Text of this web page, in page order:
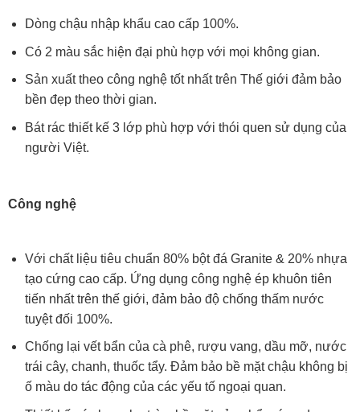
Dòng chậu nhập khẩu cao cấp 100%.
Có 2 màu sắc hiện đại phù hợp với mọi không gian.
Sản xuất theo công nghệ tốt nhất trên Thế giới đảm bảo
bền đẹp theo thời gian.
Bát rác thiết kế 3 lớp phù hợp với thói quen sử dụng của
người Việt.
Công nghệ
Với chất liệu tiêu chuẩn 80% bột đá Granite & 20% nhựa
tạo cứng cao cấp. Ứng dụng công nghệ ép khuôn tiên
tiến nhất trên thế giới, đảm bảo độ chống thấm nước
tuyệt đối 100%.
Chống lại vết bẩn của cà phê, rượu vang, dầu mỡ, nước
trái cây, chanh, thuốc tẩy. Đảm bảo bề mặt chậu không bị
ố màu do tác động của các yếu tố ngoại quan.